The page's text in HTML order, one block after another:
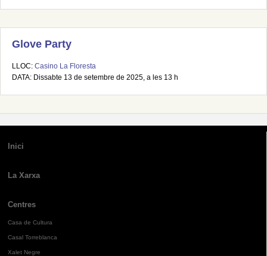
Glove Party
LLOC: Casino La Floresta
DATA: Dissabte 13 de setembre de 2025, a les 13 h
Inici
La Xarxa
Centres
Casa de Cultura
Casal Torreblanca
Xalet Negre